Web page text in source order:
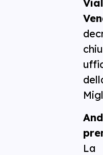
La